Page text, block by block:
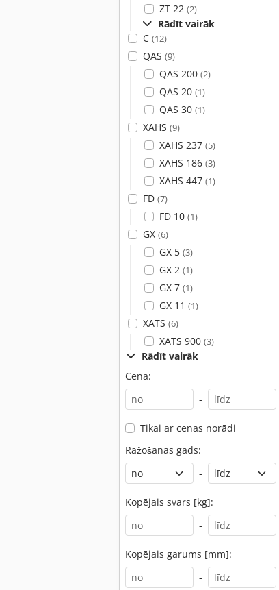
ZT 22 (2)
Rādīt vairāk
C (12)
QAS (9)
QAS 200 (2)
QAS 20 (1)
QAS 30 (1)
XAHS (9)
XAHS 237 (5)
XAHS 186 (3)
XAHS 447 (1)
FD (7)
FD 10 (1)
GX (6)
GX 5 (3)
GX 2 (1)
GX 7 (1)
GX 11 (1)
XATS (6)
XATS 900 (3)
Rādīt vairāk
Cena:
-
Tikai ar cenas norādi
Ražošanas gads:
-
Kopējais svars [kg]:
-
Kopējais garums [mm]:
-
Virzulis Compressore